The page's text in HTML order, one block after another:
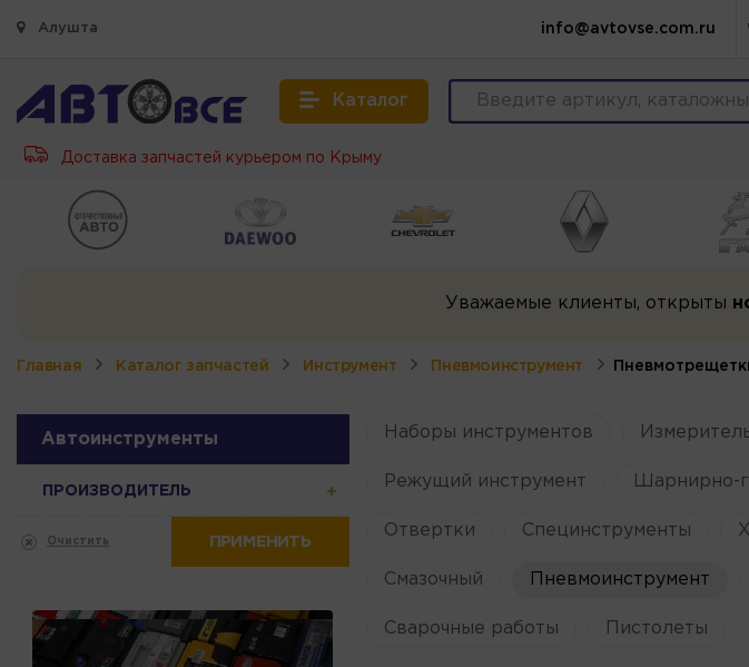
Алушта info@avtovse.com.ru
Каталог
Доставка запчастей курьером по Крыму
Уважаемые клиенты, открыты
Главная Каталог запчастей Инструмент Пневмоинструмент
Автоинструменты
ПРОИЗВОДИТЕЛЬ
Очистить ПРИМЕНИТЬ
Наборы инструментов
Режущий инструмент Шарнирно-
Отвертки Специнструменты
Смазочный Пневмоинструмент
Сварочные работы Пистолеты